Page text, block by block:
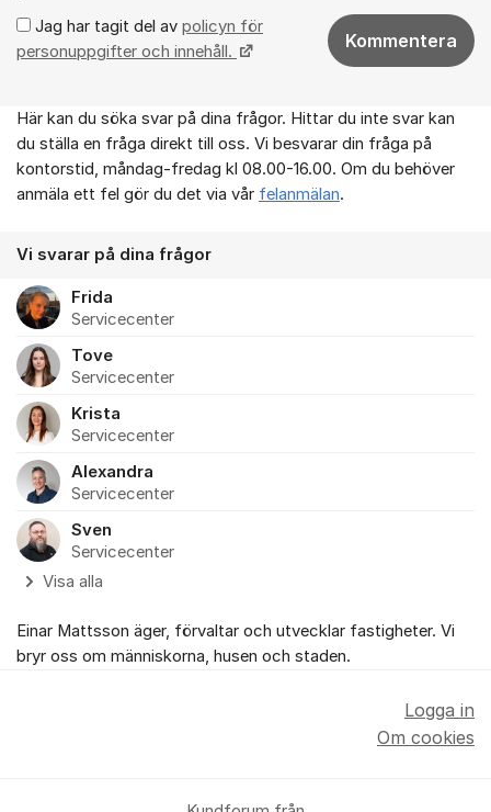
Jag har tagit del av policyn för
personuppgifter och innehåll.
Kommentera
Om forumet
Här kan du söka svar på dina frågor. Hittar du inte svar kan
du ställa en fråga direkt till oss. Vi besvarar din fråga på
kontorstid, måndag-fredag kl 08.00-16.00. Om du behöver
anmäla ett fel gör du det via vår felanmälan.
Vi svarar på dina frågor
Frida
Servicecenter
Tove
Servicecenter
Krista
Servicecenter
Alexandra
Servicecenter
Sven
Servicecenter
Visa alla
Einar Mattsson äger, förvaltar och utvecklar fastigheter. Vi
bryr oss om människorna, husen och staden.
Logga in
Om cookies